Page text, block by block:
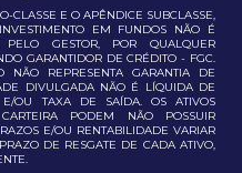
CLASSE E O APÊNDICE SUBCLASSE,
EM FUNDOS NÃO É
PELO GESTOR, POR QUALQUER
GARANTIDOR DE CRÉDITO - FGC.
NÃO REPRESENTA GARANTIA DE
DIVULGADA NÃO É LÍQUIDA DE
E/OU TAXA DE SAÍDA. OS ATIVOS
PODEM NÃO POSSUIR
E/OU RENTABILIDADE VARIAR
DE RESGATE DE CADA ATIVO,